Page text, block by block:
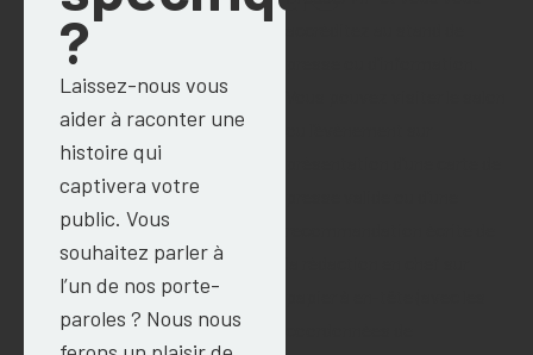
?
Laissez-nous vous
aider à raconter une
histoire qui
captivera votre
public. Vous
souhaitez parler à
l’un de nos porte-
paroles ? Nous nous